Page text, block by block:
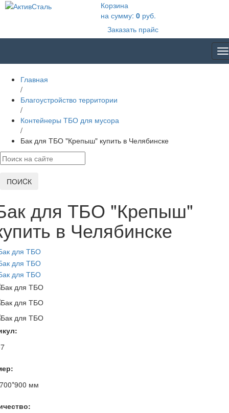
Корзина
на сумму: 0руб.
Заказать прайс
Главная
/
Благоустройство территории
/
Контейнеры ТБО для мусора
/
Бак для ТБО "Крепыш" купить в Челябинске
ПОИCК
для ТБО "Крепыш"
в Челябинске
мм